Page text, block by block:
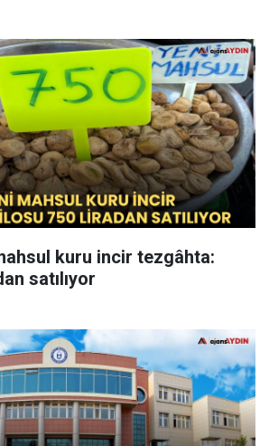
kuru incir tezgâhta:
satılıyor